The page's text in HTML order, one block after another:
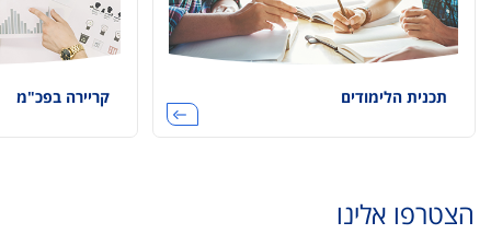
תכנית הלימודים קריירה בפכ"מ
הצטרפו אלינו